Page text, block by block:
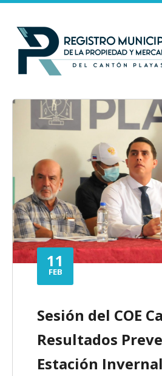
11
FEB
Sesión del COE
Resultados
Estación Invernal